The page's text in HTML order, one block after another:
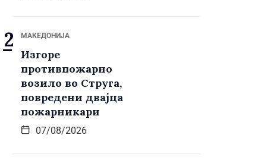
МАКЕДОНИЈА
Изгоре
противпожарно
возило во Струга,
повредени двајца
пожарникари
07/08/2026